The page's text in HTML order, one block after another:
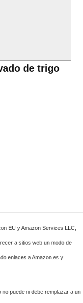
de trigo
EU y Amazon Services LLC,
a sitios web un modo de
enlaces a Amazon.es y
no puede ni debe remplazar a un